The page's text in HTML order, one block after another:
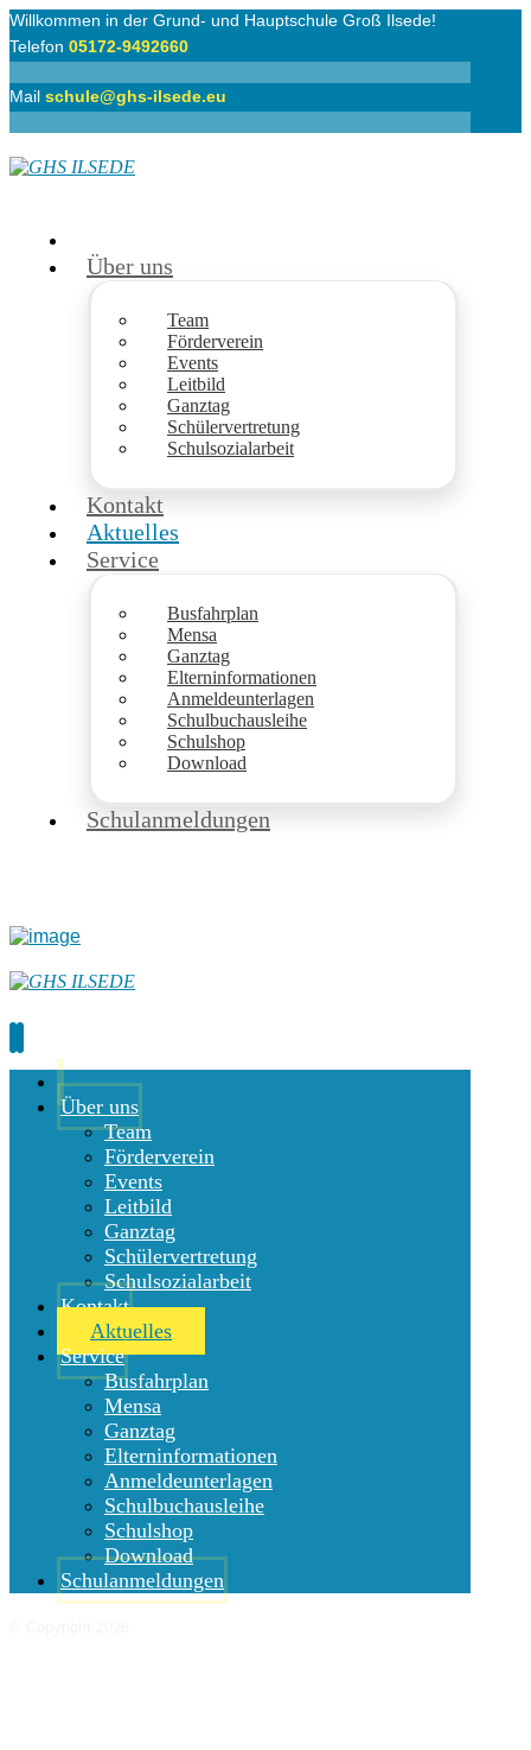
Willkommen in der Grund- und Hauptschule Groß Ilsede!
Telefon 05172-9492660
Mail schule@ghs-ilsede.eu
Über uns
Team
Förderverein
Events
Leitbild
Ganztag
Schülervertretung
Schulsozialarbeit
Kontakt
Aktuelles
Service
Busfahrplan
Mensa
Ganztag
Elterninformationen
Anmeldeunterlagen
Schulbuchausleihe
Schulshop
Download
Schulanmeldungen
Über uns
Team
Förderverein
Events
Leitbild
Ganztag
Schülervertretung
Schulsozialarbeit
Kontakt
Aktuelles
Service
Busfahrplan
Mensa
Ganztag
Elterninformationen
Anmeldeunterlagen
Schulbuchausleihe
Schulshop
Download
Schulanmeldungen